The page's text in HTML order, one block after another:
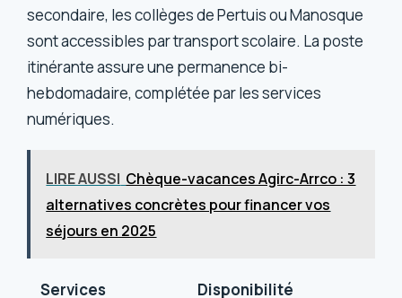
secondaire, les collèges de Pertuis ou Manosque
sont accessibles par transport scolaire. La poste
itinérante assure une permanence bi-
hebdomadaire, complétée par les services
numériques.
LIRE AUSSI Chèque-vacances Agirc-Arrco : 3
alternatives concrètes pour financer vos
séjours en 2025
Services
Disponibilité